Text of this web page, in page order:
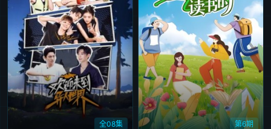
全08集 第6期